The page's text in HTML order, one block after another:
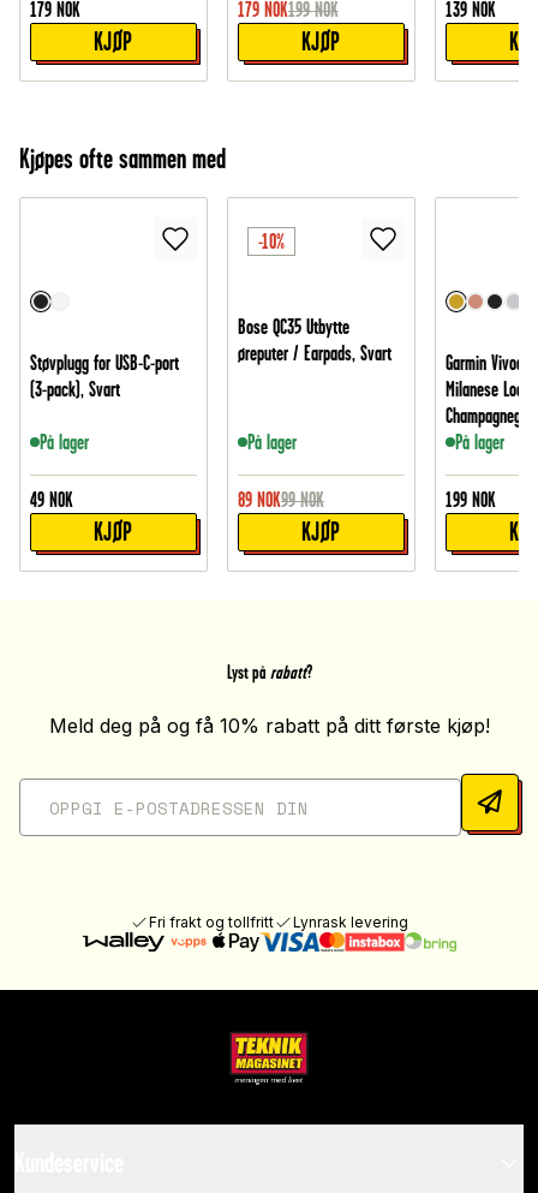
179 NOK
KJØP
179 NOK199 NOK
KJØP
139 NOK
Kjøpes ofte sammen med
Støvplugg for USB-C-port
(3-pack), Svart
På lager
49 NOK
KJØP
-10%
Bose QC35 Utbytte
øreputer / Earpads, Svart
På lager
89 NOK99 NOK
KJØP
Garmin
Milanese Loop,
Champagnegull
På lager
199 NOK
Lyst på rabatt?
Meld deg på og få 10% rabatt på ditt første kjøp!
Fri frakt og tollfritt Lynrask levering